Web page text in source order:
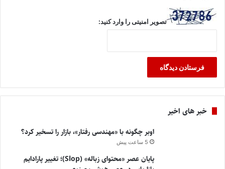
تصویر امنیتی را وارد کنید:
خبر های اخیر
اوبر چگونه با «مهندسی رفتار»، بازار را تسخیر کرد؟
5 ساعت پیش
پایان عصر «محتوای زباله» (Slop)؛ تغییر پارادایم